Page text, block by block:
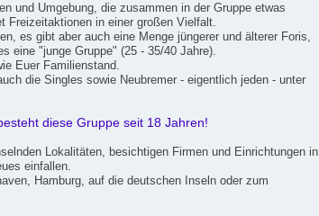
und Umgebung, die zusammen in der Gruppe etwas
Freizeitaktionen in einer großen Vielfalt.
es gibt aber auch eine Menge jüngerer und älterer Foris,
eine "junge Gruppe" (25 - 35/40 Jahre).
Euer Familienstand.
die Singles sowie Neubremer - eigentlich jeden - unter
diese Gruppe seit 18 Jahren!
Lokalitäten, besichtigen Firmen und Einrichtungen in
einfallen.
Hamburg, auf die deutschen Inseln oder zum